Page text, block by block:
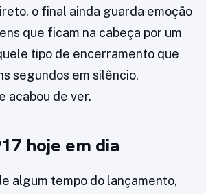
o final ainda guarda emoção
que ficam na cabeça por um
tipo de encerramento que
segundos em silêncio,
acabou de ver.
hoje em dia
algum tempo do lançamento,